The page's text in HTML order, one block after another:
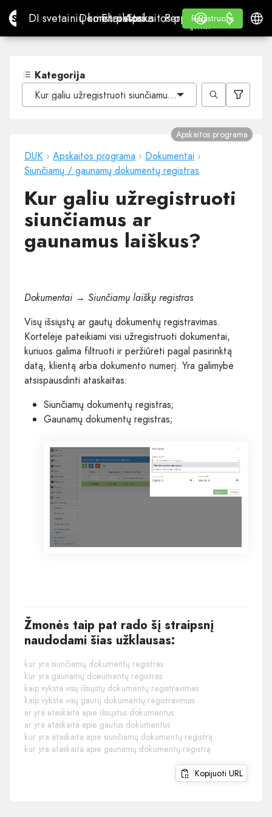
Site.proDI svetainių konstruktorius
DI svetainių konstruktorius
Domenai
DomenaiEl. paštas
El. paštasApskaitos programa
Apskaitos programa
Perpardavėjams
„WHITE LABEL“
Mokymasis
Mokymasis
Registruotis
Registruotis
Prisijungti
$
$
Kategorija
Kur galiu užregistruoti siunčiamus ar gaunamus laiškus?
DUK › Apskaitos programa › Dokumentai ›
Siunčiamų / gaunamų dokumentų registras
Apskaitos programa
Kur galiu užregistruoti
siunčiamus ar
gaunamus laiškus?
Dokumentai → Siunčiamų laiškų registras
Visų išsiųstų ar gautų dokumentų registravimas.
Kortelėje pateikiami visi užregistruoti dokumentai,
kuriuos galima filtruoti ir peržiūrėti pagal pasirinktą
datą, klientą arba dokumento numerį. Yra galimybė
atsispausdinti ataskaitas:
Siunčiamų dokumentų registras;
Gaunamų dokumentų registras;
Žmonės taip pat rado šį straipsnį
naudodami šias užklausas:
kur yra siunčiamų dokumentų registras
kur yra gaunamų doeumentų registras
kaip vyksta visų išsiųstų dokumentų registravimas
kaip vyksta visų gautų dokumentų registravimas
ar yra ataskaita apie išsiųstus dokumentus
ar yra ataskaita apie gautus dokumentus
kur yra ataskaita apie siunčiamų dokumentų registrą
kur yra ataskaita apie gaunamų dokumentų registrą
Kopijuoti URL